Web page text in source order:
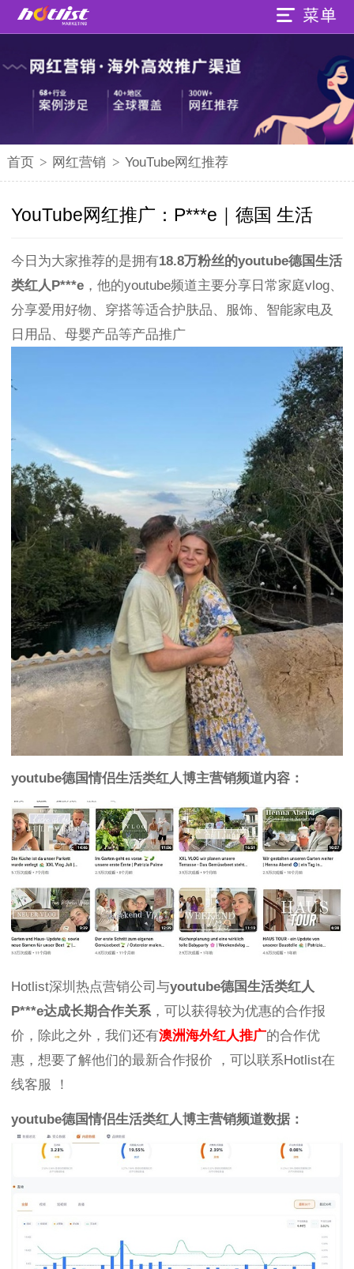
首页 > 网红营销 > YouTube网红推荐
YouTube网红推广：P***e｜德国 生活
今日为大家推荐的是拥有18.8万粉丝的youtube德国生活
类红人P***e ，他的youtube频道主要分享日常家庭vlog、
分享爱用好物、穿搭等适合护肤品、服饰、智能家电及
日用品、母婴产品等产品推广
youtube德国情侣生活类红人博主营销频道内容：
Hotlist深圳热点营销公司与youtube德国生活类红人
P***e达成长期合作关系，可以获得较为优惠的合作报
价，除此之外，我们还有澳洲海外红人推广的合作优
惠，想要了解他们的最新合作报价 ，可以联系Hotlist在
线客服 ！
youtube德国情侣生活类红人博主营销频道数据：